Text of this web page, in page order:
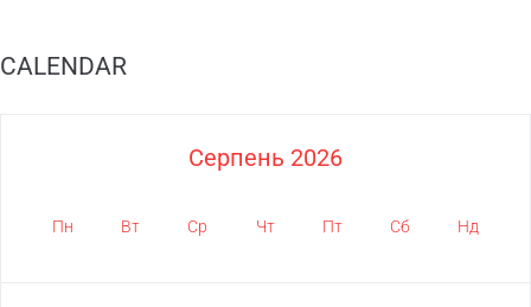
CALENDAR
Серпень 2026
Пн Вт Ср Чт Пт Сб Нд